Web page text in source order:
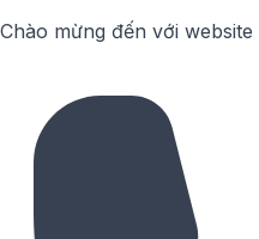
Chào mừng đến với website